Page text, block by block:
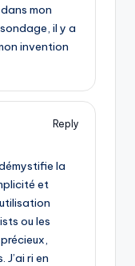
mon
il y a
invention
Reply
la
et
ou les
ri en